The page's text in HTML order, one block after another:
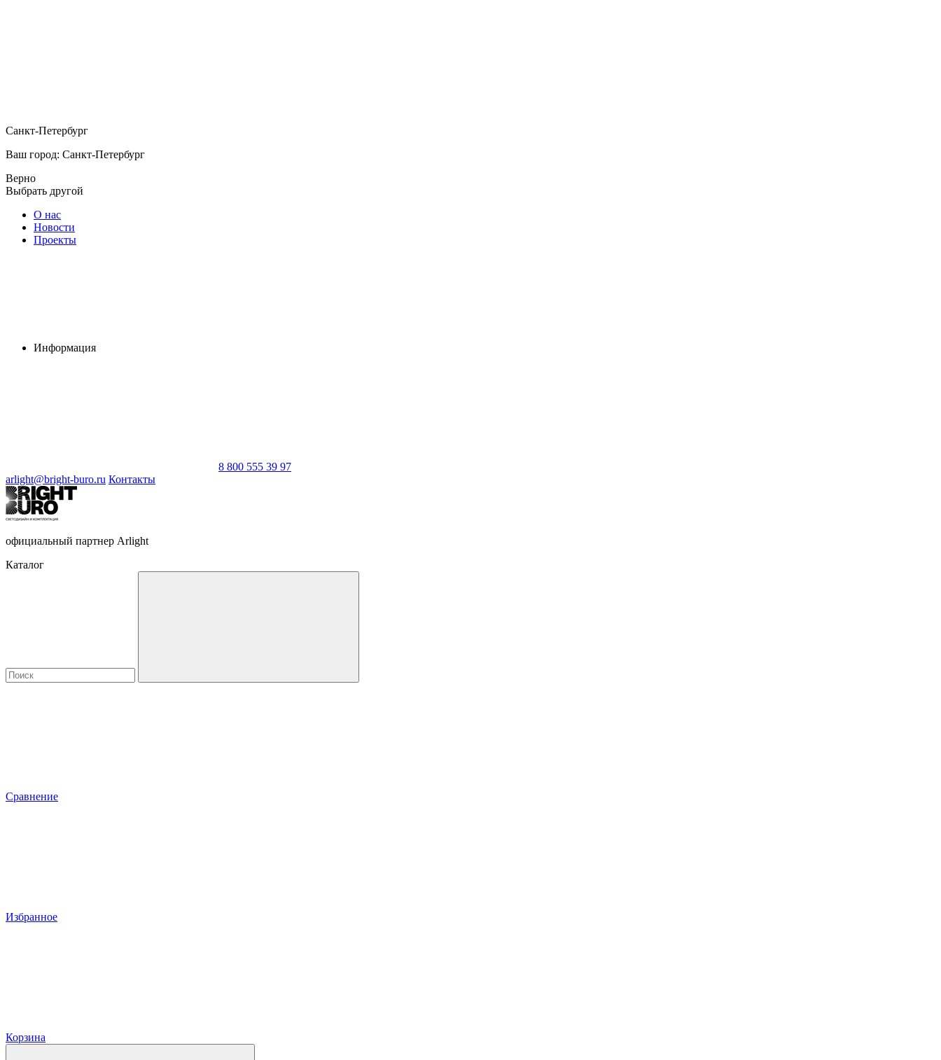
Санкт-Петербург
Ваш город: Санкт-Петербург
Верно
Выбрать другой
О нас
Новости
Проекты
Информация
8 800 555 39 97
arlight@bright-buro.ru Контакты
официальный партнер Arlight
Каталог
Сравнение
Избранное
Корзина